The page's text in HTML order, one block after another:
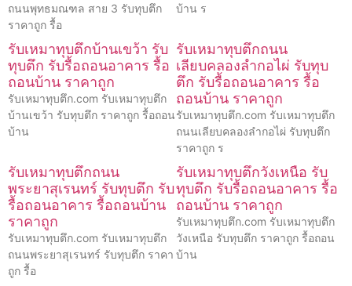
ถนนพุทธมณฑล สาย 3 รับทุบตึก
ราคาถูก รื้อ
บ้าน ร
รับเหมาทุบตึกบ้านเขว้า รับ
ทุบตึก รับรื้อถอนอาคาร รื้อ
ถอนบ้าน ราคาถูก
รับเหมาทุบตึก.com รับเหมาทุบตึก
บ้านเขว้า รับทุบตึก ราคาถูก รื้อถอน
บ้าน
รับเหมาทุบตึกถนน
เลียบคลองลำกอไผ่ รับทุบ
ตึก รับรื้อถอนอาคาร รื้อ
ถอนบ้าน ราคาถูก
รับเหมาทุบตึก.com รับเหมาทุบตึก
ถนนเลียบคลองลำกอไผ่ รับทุบตึก
ราคาถูก ร
รับเหมาทุบตึกถนน
พระยาสุเรนทร์ รับทุบตึก รับ
รื้อถอนอาคาร รื้อถอนบ้าน
ราคาถูก
รับเหมาทุบตึก.com รับเหมาทุบตึก
ถนนพระยาสุเรนทร์ รับทุบตึก ราคา
ถูก รื้อ
รับเหมาทุบตึกวังเหนือ รับ
ทุบตึก รับรื้อถอนอาคาร รื้อ
ถอนบ้าน ราคาถูก
รับเหมาทุบตึก.com รับเหมาทุบตึก
วังเหนือ รับทุบตึก ราคาถูก รื้อถอน
บ้าน